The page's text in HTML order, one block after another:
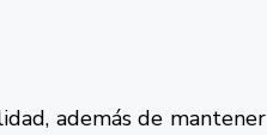
además de mantener